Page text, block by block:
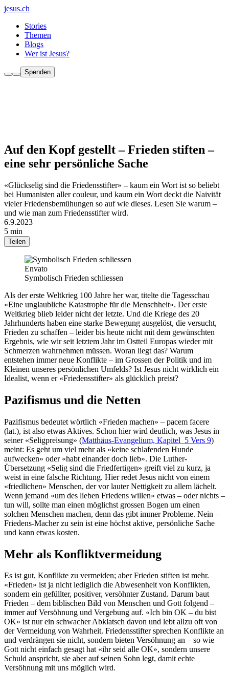
jesus.ch
Stories
Themen
Blogs
Wer ist Jesus?
Spenden
Auf den Kopf gestellt – Frieden stiften –
eine sehr persönliche Sache
«Glückselig sind die Friedensstifter» – kaum ein Wort ist so beliebt
bei Humanisten aller couleur, und kaum ein Wort deckt die Naivität
vieler Friedensbemühungen so auf wie dieses. Lesen Sie warum –
und wie man zum Friedensstifter wird.
6.9.2023
5 min
Teilen
Envato
Symbolisch Frieden schliessen
Als der erste Weltkrieg 100 Jahre her war, titelte die Tagesschau
«Eine unglaubliche Katastrophe für die Menschheit». Der erste
Weltkrieg blieb leider nicht der letzte. Und die Kriege des 20
Jahrhunderts haben eine starke Bewegung ausgelöst, die versucht,
Frieden zu schaffen – leider bis heute nicht mit dem gewünschten
Ergebnis, wie wir seit letztem Jahr im Ostteil Europas wieder mit
Schmerzen wahrnehmen müssen. Woran liegt das? Warum
entstehen immer neue Konflikte – im Grossen der Politik und im
Kleinen unseres persönlichen Umfelds? Ist Jesus nicht wirklich ein
Idealist, wenn er «Friedensstifter» als glücklich preist?
Pazifismus und die Netten
Pazifismus bedeutet wörtlich «Frieden machen» – pacem facere
(lat.), ist also etwas Aktives. Schon hier wird deutlich, was Jesus in
seiner «Seligpreisung» (Matthäus-Evangelium, Kapitel 5 Vers 9)
meint: Es geht um viel mehr als «keine schlafenden Hunde
aufwecken» oder «habt einander doch lieb». Die Luther-
Übersetzung «Selig sind die Friedfertigen» greift viel zu kurz, ja
weist in eine falsche Richtung. Hier redet Jesus nicht von einem
«friedlichen» Menschen, der vor lauter Nettigkeit zu allem lächelt.
Wenn jemand «um des lieben Friedens willen» etwas – oder nichts –
tun will, sollte man einen möglichst grossen Bogen um einen
solchen Menschen machen, denn das gibt immer Probleme. Nein –
Friedens-Macher zu sein ist eine höchst aktive, persönliche Sache
und kann etwas kosten.
Mehr als Konfliktvermeidung
Es ist gut, Konflikte zu vermeiden; aber Frieden stiften ist mehr.
«Frieden» ist ja nicht lediglich die Abwesenheit von Konflikten,
sondern ein gefüllter, positiver, versöhnter Zustand. Darum baut
Frieden – dem biblischen Bild von Menschen und Gott folgend –
immer auf Versöhnung und Vergebung auf. «Ich bin OK – du bist
OK» ist nur ein schwacher Abklatsch davon und lebt allzu oft von
der Vermeidung von Wahrheit. Friedensstifter sprechen Konflikte an
und verdrängen sie nicht, sondern bieten Versöhnung an – so wie
Gott nicht einfach gesagt hat «ihr seid alle OK», sondern unsere
Schuld anspricht, sie aber auf seinen Sohn legt, damit echte
Versöhnung mit uns möglich wird.